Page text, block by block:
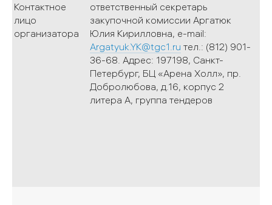
Контактное
лицо
организатора
ответственный секретарь
закупочной комиссии Аргатюк
Юлия Кирилловна, e-mail:
Argatyuk.YK@tgc1.ru тел.: (812) 901-
36-68. Адрес: 197198, Санкт-
Петербург, БЦ «Арена Холл», пр.
Добролюбова, д.16, корпус 2
литера А, группа тендеров